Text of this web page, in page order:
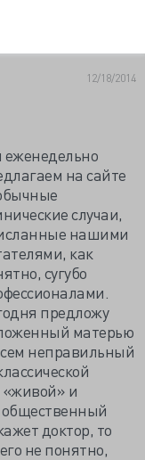
12/18/2014
на сайте
случаи,
нашими
как
сугубо
предложу
матерью
неправильный
«живой» и
общественный
доктор, то
не понятно,